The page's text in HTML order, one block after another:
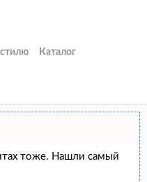
Каталог
тоже. Нашли самый